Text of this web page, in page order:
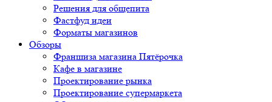
Решения для общепита
Фастфуд идеи
Форматы магазинов
Обзоры
Франшиза магазина Пятёрочка
Кафе в магазине
Проектирование рынка
Проектирование супермаркета